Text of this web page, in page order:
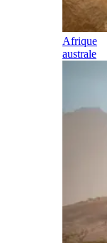
Afrique
australe